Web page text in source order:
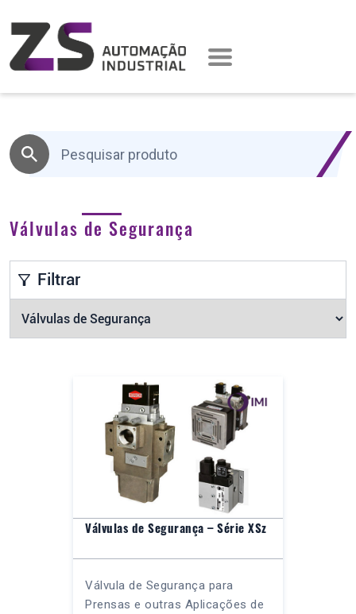
Válvulas de Segurança
Filtrar
Válvulas de Segurança – Série XSz
Válvula de Segurança para
Prensas e outras Aplicações de